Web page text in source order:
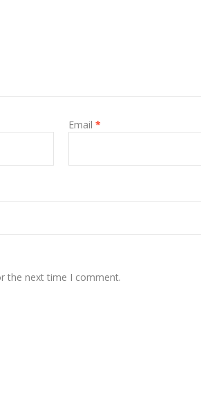
Email *
the next time I comment.